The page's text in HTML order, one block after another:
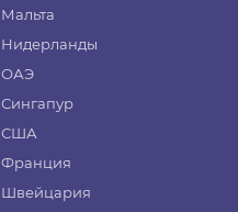
Мальта
Нидерланды
ОАЭ
Сингапур
США
Франция
Швейцария